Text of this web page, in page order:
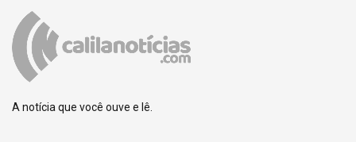
A notícia que você ouve e lê.